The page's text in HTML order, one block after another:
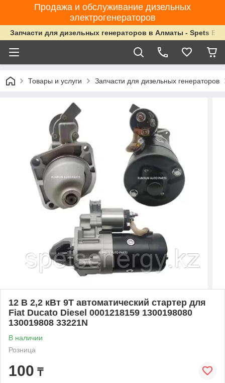
Продажа и обслуживание дизельных
электрогенераторов
Запчасти для дизельных генераторов в Алматы - Spets
Товары и услуги Запчасти для дизельных генераторов
12 В 2,2 кВт 9T автоматический стартер для
Fiat Ducato Diesel 0001218159 1300198080
130019808 33221N
В наличии
Розница
100 ₸